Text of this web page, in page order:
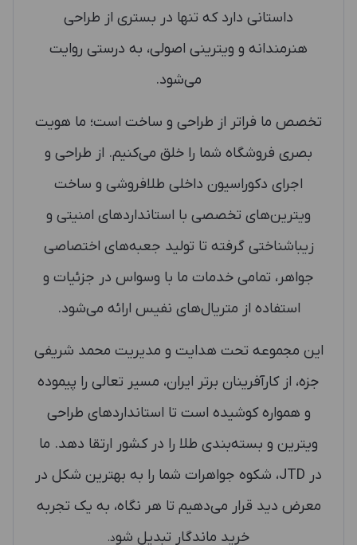
داستانی دارد که تنها در بستری از طراحی
هنرمندانه و ویترینی اصولی، به درستی روایت
می‌شود.
تخصص ما فراتر از طراحی و ساخت است؛ ما هویت
بصری فروشگاه شما را خلق می‌کنیم. از طراحی و
اجرای دکوراسیون داخلی طلافروشی و ساخت
ویترین‌های تخصصی با استانداردهای امنیتی و
زیباشناختی گرفته تا تولید جعبه‌های اختصاصی
جواهر، تمامی خدمات ما با وسواس در جزئیات و
استفاده از متریال‌های نفیس ارائه می‌شود.
این مجموعه تحت هدایت و مدیریت محمد شریفی
جزه، از کارآفرینان برتر ایران، مسیر تعالی را پیموده
و همواره کوشیده است تا استانداردهای طراحی
ویترین و بسته‌بندی طلا را در کشور ارتقا دهد. ما
در JTD، شکوه جواهرات شما را به بهترین شکل در
معرض دید قرار می‌دهیم تا هر نگاه، به یک تجربه
خرید ماندگار تبدیل شود.